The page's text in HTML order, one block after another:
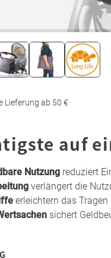
Lieferung ab 50 €
auf
Nutzung reduziert
verlängert die
erleichtern das Tragen
sichert